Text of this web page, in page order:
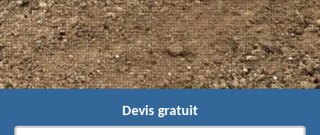
Devis gratuit